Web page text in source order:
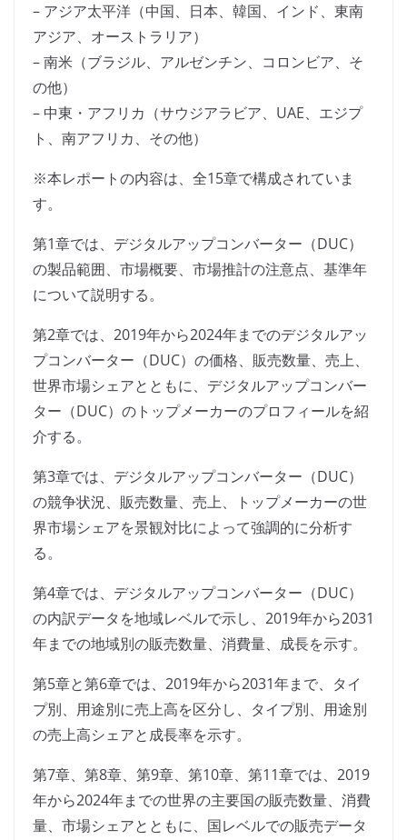
– アジア太平洋（中国、日本、韓国、インド、東南
アジア、オーストラリア）
– 南米（ブラジル、アルゼンチン、コロンビア、そ
の他）
– 中東・アフリカ（サウジアラビア、UAE、エジプ
ト、南アフリカ、その他）
※本レポートの内容は、全15章で構成されていま
す。
第1章では、デジタルアップコンバーター（DUC）
の製品範囲、市場概要、市場推計の注意点、基準年
について説明する。
第2章では、2019年から2024年までのデジタルアッ
プコンバーター（DUC）の価格、販売数量、売上、
世界市場シェアとともに、デジタルアップコンバー
ター（DUC）のトップメーカーのプロフィールを紹
介する。
第3章では、デジタルアップコンバーター（DUC）
の競争状況、販売数量、売上、トップメーカーの世
界市場シェアを景観対比によって強調的に分析す
る。
第4章では、デジタルアップコンバーター（DUC）
の内訳データを地域レベルで示し、2019年から2031
年までの地域別の販売数量、消費量、成長を示す。
第5章と第6章では、2019年から2031年まで、タイ
プ別、用途別に売上高を区分し、タイプ別、用途別
の売上高シェアと成長率を示す。
第7章、第8章、第9章、第10章、第11章では、2019
年から2024年までの世界の主要国の販売数量、消費
量、市場シェアとともに、国レベルでの販売データ